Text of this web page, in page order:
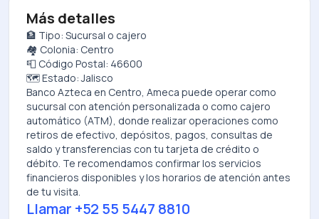
Más detalles
🏦 Tipo: Sucursal o cajero
🏘️ Colonia: Centro
📮 Código Postal: 46600
🗺️ Estado: Jalisco
Banco Azteca en Centro, Ameca puede operar como
sucursal con atención personalizada o como cajero
automático (ATM), donde realizar operaciones como
retiros de efectivo, depósitos, pagos, consultas de
saldo y transferencias con tu tarjeta de crédito o
débito. Te recomendamos confirmar los servicios
financieros disponibles y los horarios de atención antes
de tu visita.
Llamar +52 55 5447 8810